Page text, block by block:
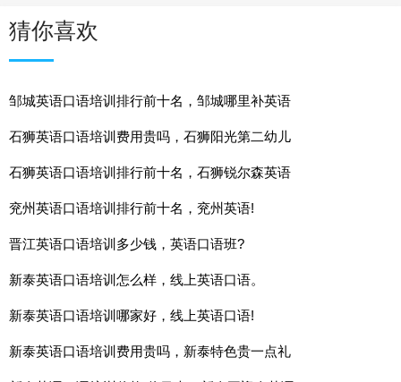
猜你喜欢
邹城英语口语培训排行前十名，邹城哪里补英语
石狮英语口语培训费用贵吗，石狮阳光第二幼儿
石狮英语口语培训排行前十名，石狮锐尔森英语
兖州英语口语培训排行前十名，兖州英语!
晋江英语口语培训多少钱，英语口语班?
新泰英语口语培训怎么样，线上英语口语。
新泰英语口语培训哪家好，线上英语口语!
新泰英语口语培训费用贵吗，新泰特色贵一点礼